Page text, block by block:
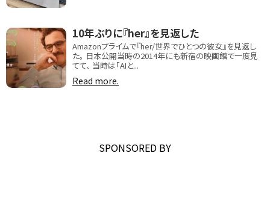
10年ぶりに『her』を見返した
Amazonプライムで『her/世界でひとつの彼女』を見返し
た。 日本公開当時の2014年にも新宿の映画館で一度見
てて、 当時は「AIと...
Read more.
SPONSORED BY